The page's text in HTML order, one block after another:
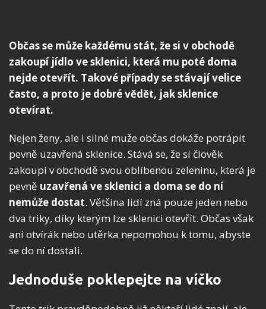
Občas se může každému stát, že si v obchodě
zakoupí jídlo ve sklenici, která mu poté doma
nejde otevřít. Takové případy se stávají velice
často, a proto je dobré vědět, jak sklenice
otevírat.
Nejen ženy, ale i silné muže občas dokáže potrápit
pevně uzavřená sklenice. Stává se, že si člověk
zakoupí v obchodě svou oblíbenou zeleninu, která je
pevně uzavřená ve sklenici a doma se do ní
nemůže dostat. Většina lidí zná pouze jeden nebo
dva triky, díky kterým lze sklenici otevřít. Občas však
ani otvírák nebo utěrka nepomohou k tomu, abyste
se do ní dostali.
Jednoduše poklepejte na víčko